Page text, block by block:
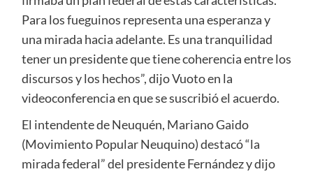
Para los fueguinos representa una esperanza y
una mirada hacia adelante. Es una tranquilidad
tener un presidente que tiene coherencia entre los
discursos y los hechos”, dijo Vuoto en la
videoconferencia en que se suscribió el acuerdo.
El intendente de Neuquén, Mariano Gaido
(Movimiento Popular Neuquino) destacó “la
mirada federal” del presidente Fernández y dijo